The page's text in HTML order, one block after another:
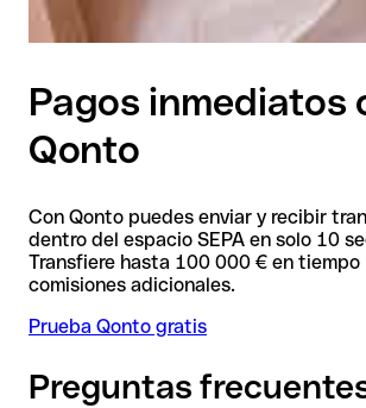
Pagos inmediatos
Qonto
Con Qonto puedes enviar y recibir
dentro del espacio SEPA en solo 10
Transfiere hasta 100 000 € en tiempo
comisiones adicionales.
Prueba Qonto gratis
Preguntas